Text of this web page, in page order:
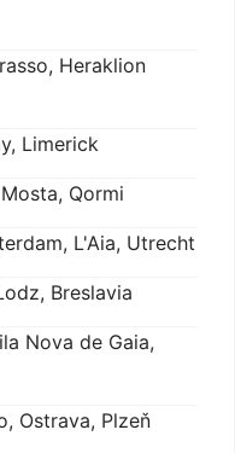
Heraklion
Limerick
Qormi
L'Aia, Utrecht
Breslavia
Nova de Gaia,
Ostrava, Plzeň